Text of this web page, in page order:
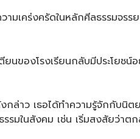
มเคร่งครัดในหลักศีลธรรมจรร
นของโรงเรียนกลับมีประโยช
ล่าว เธอได้ทำความรู้จักกับนิต
มในสังคม เช่น เริ่มสงสัยว่าต